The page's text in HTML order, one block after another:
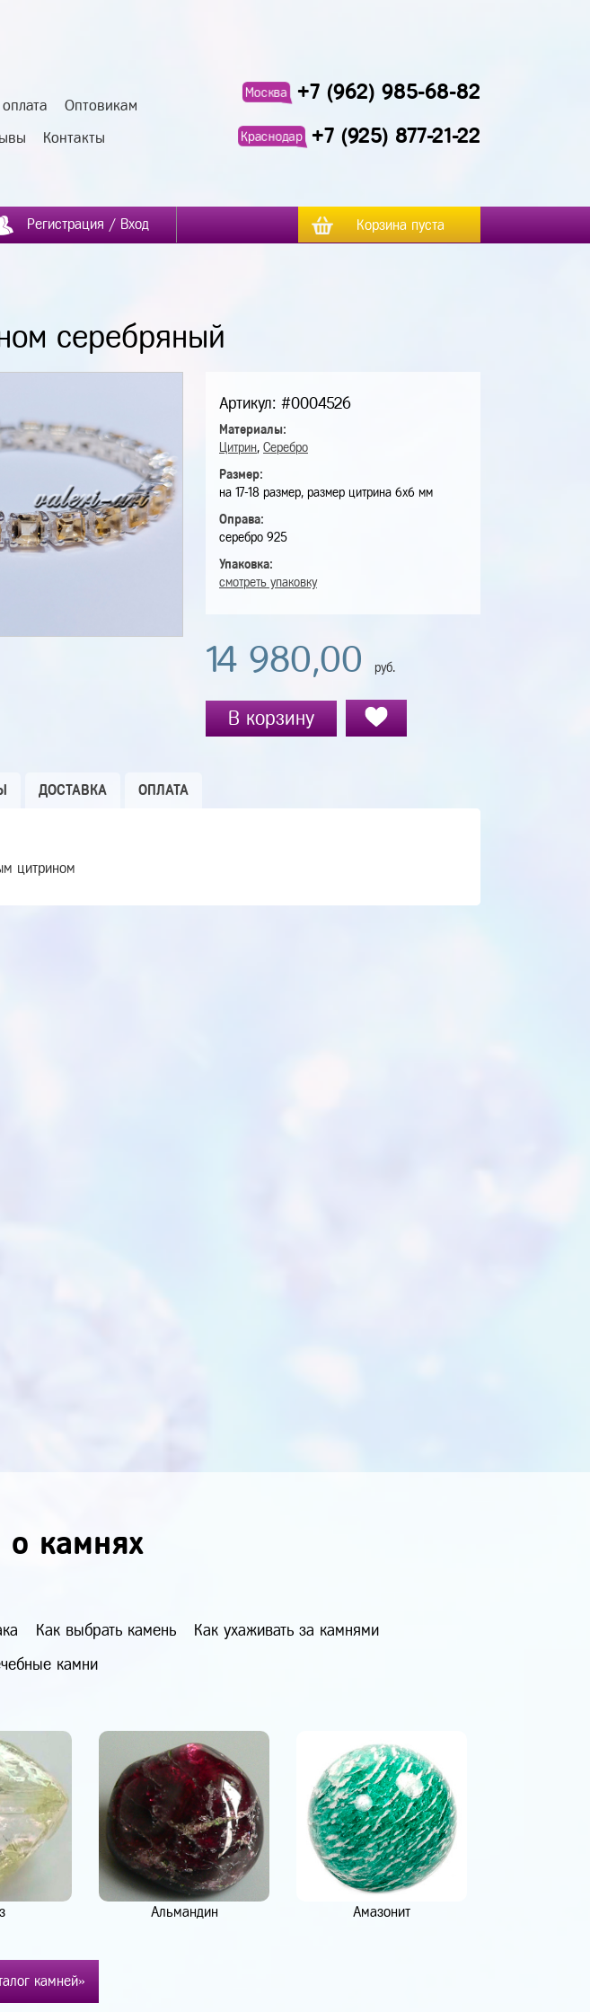
Оптовикам
Контакты
Москва +7 (962) 985-68-82
Краснодар +7 (925) 877-21-22
Регистрация / Вход Корзина пуста
серебряный
Артикул: #0004526
Материалы:
Цитрин, Серебро
Размер:
на 17-18 размер, размер цитрина 6х6 мм
Оправа:
серебро 925
Упаковка:
смотреть упаковку
14 980,00 руб.
В корзину
ДОСТАВКА ОПЛАТА
цитрином
о камнях
Как выбрать камень Как ухаживать за камнями
камни
Альмандин Амазонит
камней»